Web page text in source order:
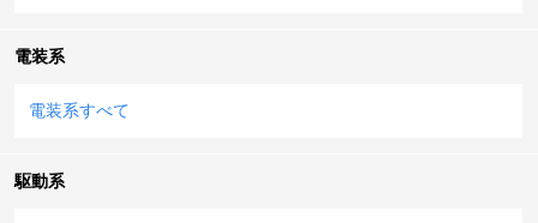
電装系
電装系すべて
駆動系